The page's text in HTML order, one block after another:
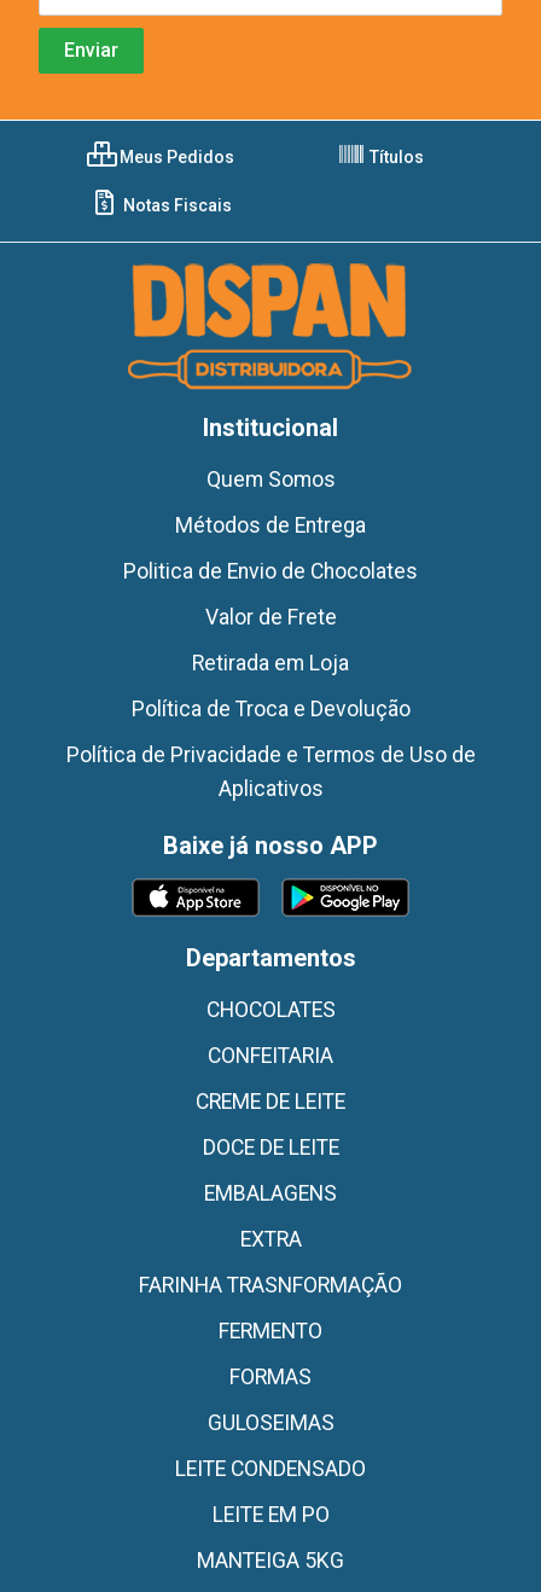
Meus Pedidos Títulos
Notas Fiscais
Institucional
Quem Somos
Métodos de Entrega
Politica de Envio de Chocolates
Valor de Frete
Retirada em Loja
Política de Troca e Devolução
Política de Privacidade e Termos de Uso de
Aplicativos
Baixe já nosso APP
Departamentos
CHOCOLATES
CONFEITARIA
CREME DE LEITE
DOCE DE LEITE
EMBALAGENS
EXTRA
FARINHA TRASNFORMAÇÃO
FERMENTO
FORMAS
GULOSEIMAS
LEITE CONDENSADO
LEITE EM PO
MANTEIGA 5KG